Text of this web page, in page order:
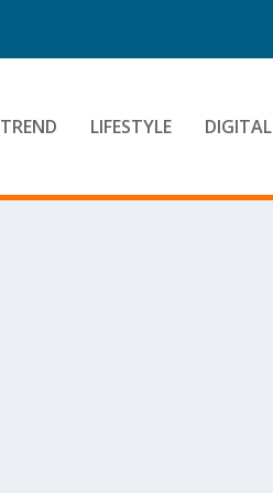
TREND LIFESTYLE DIGITAL